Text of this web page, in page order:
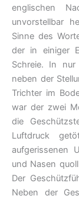
englischen
unvorstellbar
Sinne des
der in einiger
Schreie. In
neben der
Trichter im
war der zwei
die
Luftdruck
aufgerissenen
und Nasen
Der
Neben der